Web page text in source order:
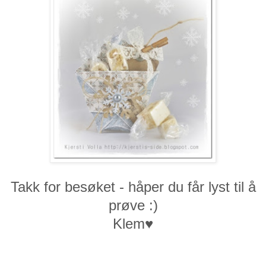
Takk for besøket - håper du får lyst til å
prøve :)
Klem♥